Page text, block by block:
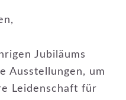
Jubiläums
Ausstellungen, um
Leidenschaft für